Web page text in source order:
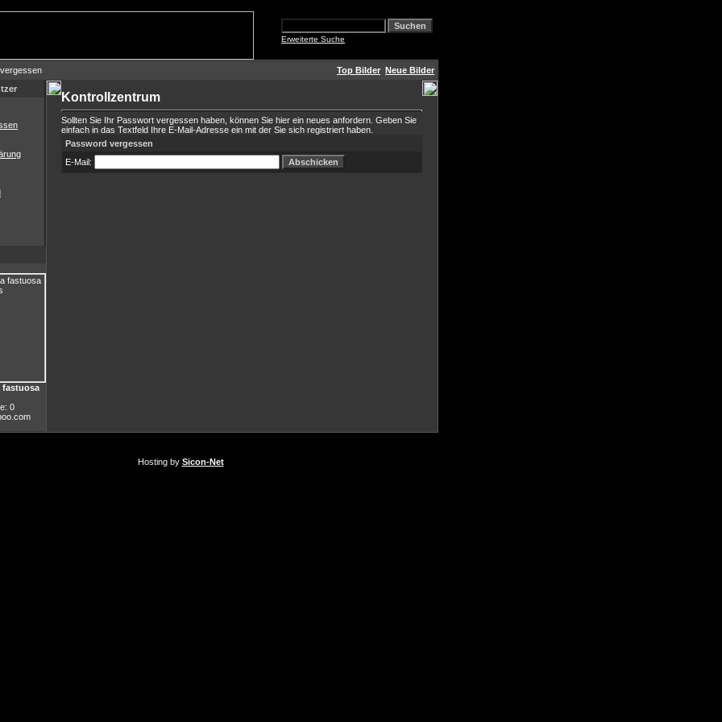
Erweiterte Suche
Top Bilder Neue Bilder
fastuosa
0
Kontrollzentrum
Sollten Sie Ihr Passwort vergessen haben, können Sie hier ein neues anfordern. Geben Sie
einfach in das Textfeld Ihre E-Mail-Adresse ein mit der Sie sich registriert haben.
Password vergessen
E-Mail:
Hosting by Sicon-Net